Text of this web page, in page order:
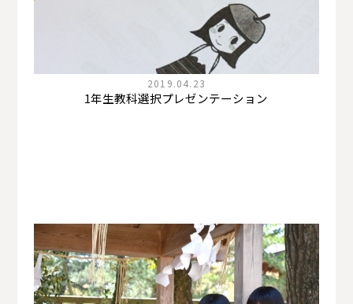
2019.04.23
1年生教科選択プレゼンテーション